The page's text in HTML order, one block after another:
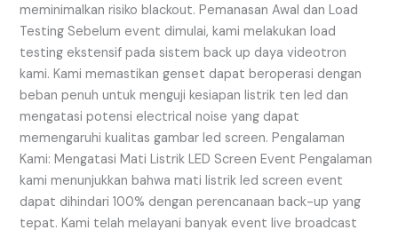
meminimalkan risiko blackout. Pemanasan Awal dan Load
Testing Sebelum event dimulai, kami melakukan load
testing ekstensif pada sistem back up daya videotron
kami. Kami memastikan genset dapat beroperasi dengan
beban penuh untuk menguji kesiapan listrik ten led dan
mengatasi potensi electrical noise yang dapat
memengaruhi kualitas gambar led screen. Pengalaman
Kami: Mengatasi Mati Listrik LED Screen Event Pengalaman
kami menunjukkan bahwa mati listrik led screen event
dapat dihindari 100% dengan perencanaan back-up yang
tepat. Kami telah melayani banyak event live broadcast